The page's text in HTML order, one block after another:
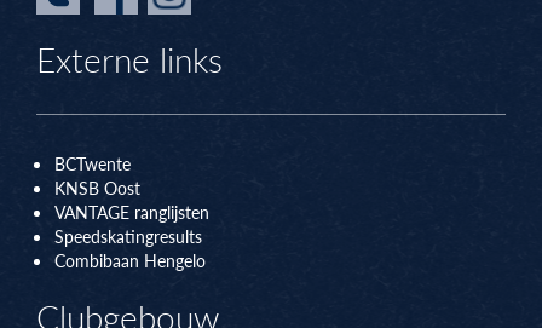
Externe links
BCTwente
KNSB Oost
VANTAGE ranglijsten
Speedskatingresults
Combibaan Hengelo
Clubgebouw